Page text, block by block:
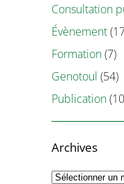
Consultation
Évènement
Formation(7)
Genotoul (54)
Publication
Archives
Archives